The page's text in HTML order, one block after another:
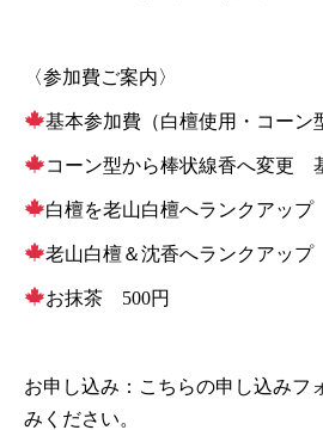
〈参加費ご案内〉
基本参加費（白檀使用・コーン
コーン型から棒状線香へ変更
白檀を老山白檀へランクアッ
老山白檀＆沈香へランクアッ
お抹茶 500円
お申し込み：こちらの申し込みフ
みください。